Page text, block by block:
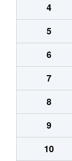
4
5
6
7
8
9
10